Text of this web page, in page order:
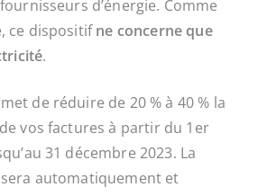
d’énergie. Comme
ce dispositifne concerne que
.
de réduire de 20 % à 40 % la
vos factures à partir du 1 er
31 décembre 2023. La
automatiquement et